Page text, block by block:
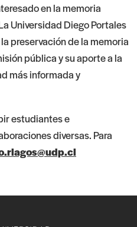
en la memoria
Universidad Diego Portales
preservación de la memoria
pública y su aporte a la
más informada y
estudiantes e
diversas. Para